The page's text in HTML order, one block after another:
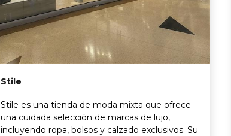
Stile
Stile es una tienda de moda mixta que ofrece
una cuidada selección de marcas de lujo,
incluyendo ropa, bolsos y calzado exclusivos. Su